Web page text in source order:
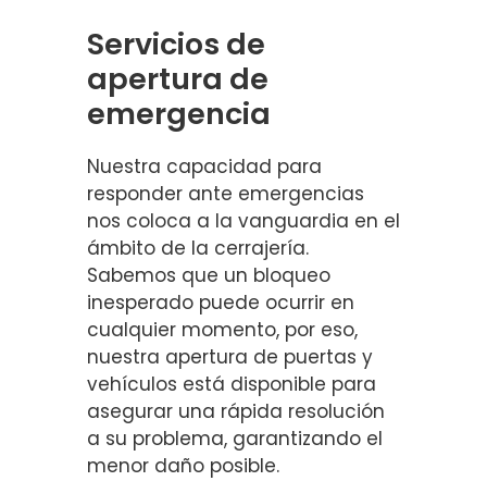
Servicios de
apertura de
emergencia
Nuestra capacidad para
responder ante emergencias
nos coloca a la vanguardia en el
ámbito de la cerrajería.
Sabemos que un bloqueo
inesperado puede ocurrir en
cualquier momento, por eso,
nuestra apertura de puertas y
vehículos está disponible para
asegurar una rápida resolución
a su problema, garantizando el
menor daño posible.